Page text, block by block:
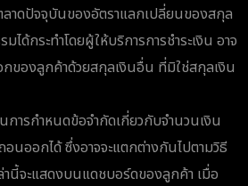
ลาดปัจจุบันของอัตราแลกเปลี่ยนของสกุล
ด้กระทำโดยผู้ให้บริการการชำระเงิน อาจ
ของลูกค้าด้วยสกุลเงินอื่น ที่มิใช่สกุลเงิน
ารกำหนดข้อจำกัดเกี่ยวกับจำนวนเงิน
นออกได้ ซึ่งอาจจะแตกต่างกันไปตามวิธี
านี้จะแสดงบนแดชบอร์ดของลูกค้า เมื่อ